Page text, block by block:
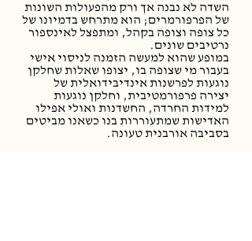
השדה לא נבנה אך ורק מהפעולות השונות
של הפרפורמרים; הוא מתרחש בדמיונו של
כל צופה וצופה בקהל, ומתפצל לאינספור
נרטיבים שונים.
במופע שהוא למעשה הזמנה לניסוי אישי
בעבור מי שצופה בו, יצופו שאלות שחלקן
נוגעות לפרשנות אינדיבידואלית של
יצירה פרפורמטיבית, וחלקן נוגעות
למידות החרדה, החשדנות ואולי אפילו
האדישות שמתעוררות בנו כשאנו מביטים
בסביבה אורבנית טעונה.